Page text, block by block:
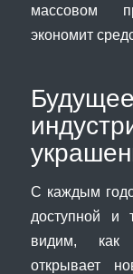
массовом
экономит
С каждым
доступной и
видим, как
открывает